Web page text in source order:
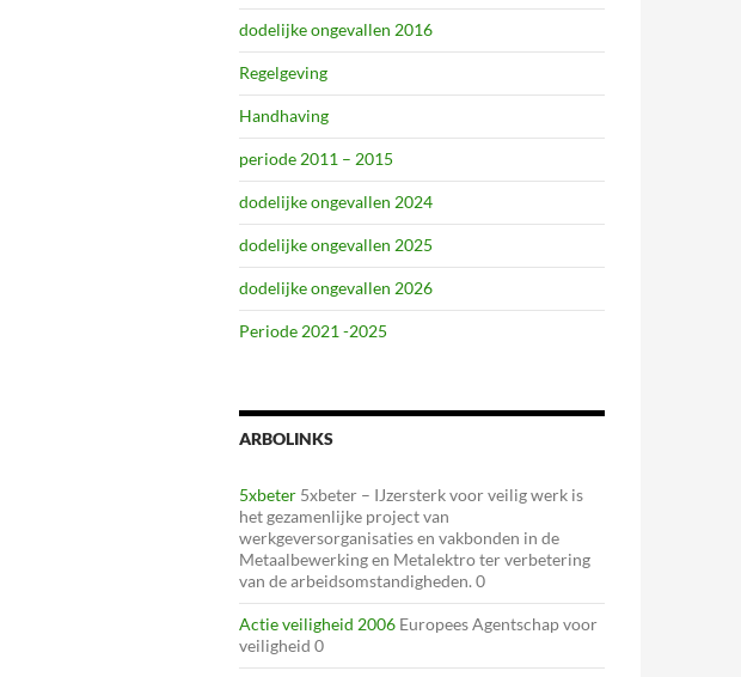
dodelijke ongevallen 2016
Regelgeving
Handhaving
periode 2011 – 2015
dodelijke ongevallen 2024
dodelijke ongevallen 2025
dodelijke ongevallen 2026
Periode 2021 -2025
ARBOLINKS
5xbeter 5xbeter – IJzersterk voor veilig werk is
het gezamenlijke project van
werkgeversorganisaties en vakbonden in de
Metaalbewerking en Metalektro ter verbetering
van de arbeidsomstandigheden. 0
Actie veiligheid 2006 Europees Agentschap voor
veiligheid 0